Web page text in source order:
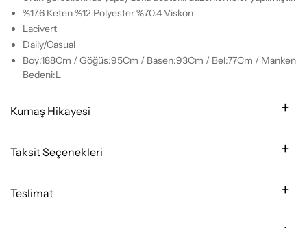
%17.6 Keten %12 Polyester %70.4 Viskon
Lacivert
Daily/Casual
Boy:188Cm / Göğüs:95Cm / Basen:93Cm / Bel:77Cm / Manken
Bedeni:L
Kumaş Hikayesi
Taksit Seçenekleri
Teslimat